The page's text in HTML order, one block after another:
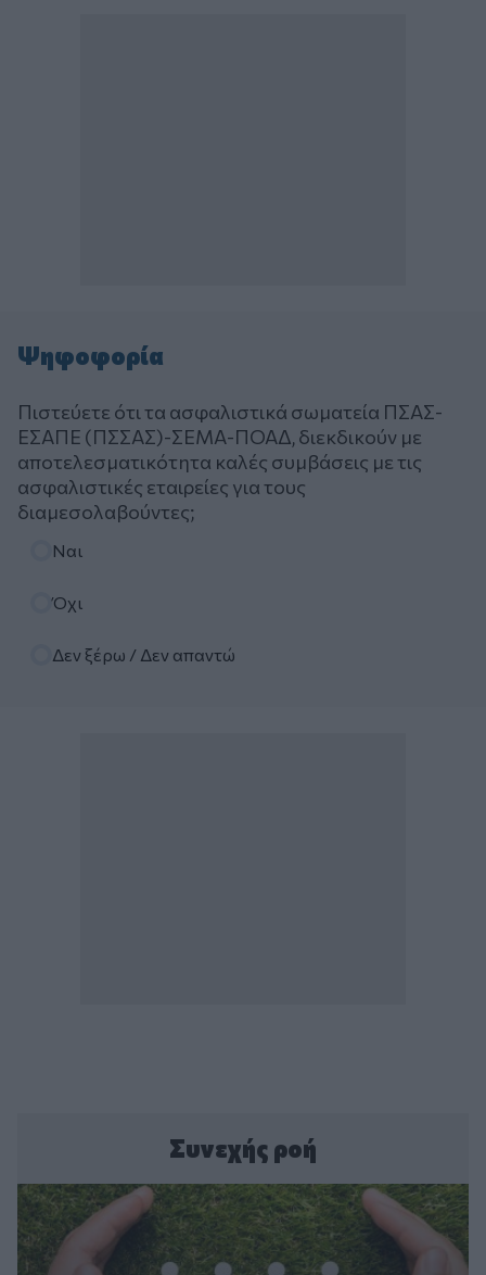
Ψηφοφορία
Πιστεύετε ότι τα ασφαλιστικά σωματεία ΠΣΑΣ-
ΕΣΑΠΕ (ΠΣΣΑΣ)-ΣΕΜΑ-ΠΟΑΔ, διεκδικούν με
αποτελεσματικότητα καλές συμβάσεις με τις
ασφαλιστικές εταιρείες για τους
διαμεσολαβούντες;
Ναι
Όχι
Δεν ξέρω / Δεν απαντώ
Συνεχής ροή